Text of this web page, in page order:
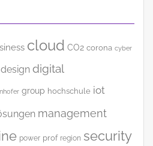
cloud CO2 corona cyber
design digital
group hochschule iot
management
power prof region security